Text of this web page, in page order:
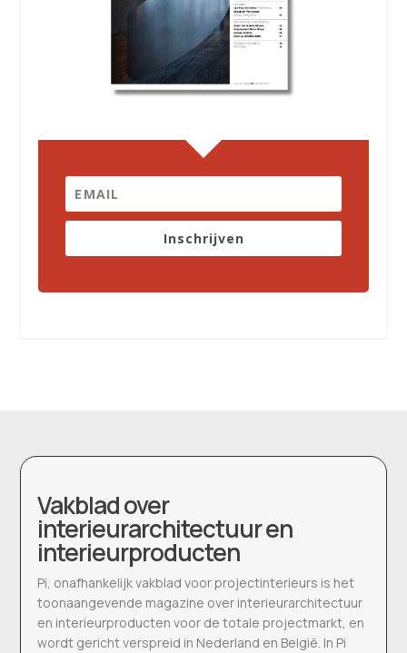
Inschrijven
Vakblad over
interieurarchitectuur en
interieurproducten
Pi, onafhankelijk vakblad voor projectinterieurs is het
toonaangevende magazine over interieurarchitectuur
en interieurproducten voor de totale projectmarkt, en
wordt gericht verspreid in Nederland en België. In Pi